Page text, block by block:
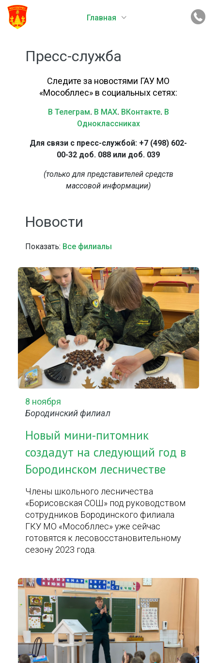
Главная
Пресс-служба
Следите за новостями ГАУ МО
«Мособллес» в социальных сетях:
В Телеграм. В MAX. ВКонтакте. В
Одноклассниках
Для связи с пресс-службой: +7 (498) 602-
00-32 доб. 088 или доб. 039
(только для представителей средств
массовой информации)
Новости
Показать: Все филиалы
8 ноября
Бородинский филиал
Новый мини-питомник
создадут на следующий год в
Бородинском лесничестве
Члены школьного лесничества
«Борисовская СОШ» под руководством
сотрудников Бородинского филиала
ГКУ МО «Мособллес» уже сейчас
готовятся к лесовосстановительному
сезону 2023 года.